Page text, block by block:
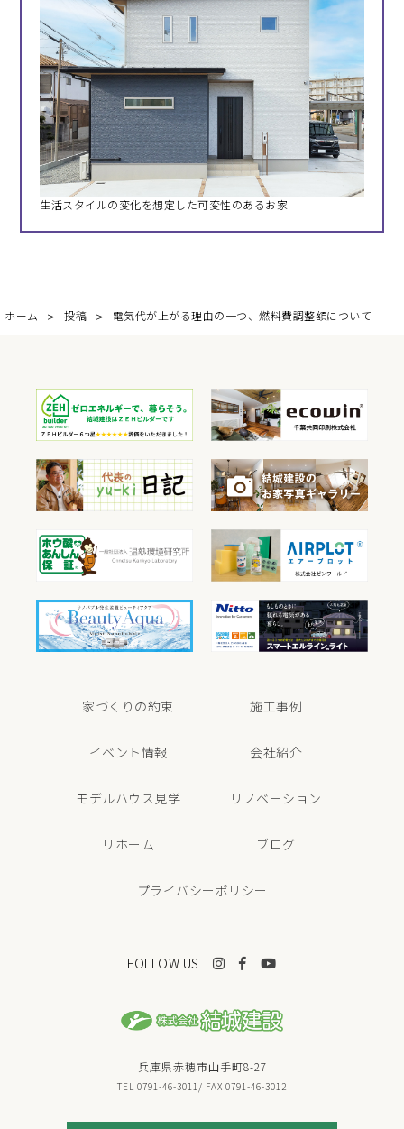
生活スタイルの変化を想定した可変性のあるお家
ホーム 投稿 電気代が上がる理由の一つ、燃料費調整額について
家づくりの約束 施工事例
イベント情報 会社紹介
モデルハウス見学 リノベーション
リホーム ブログ
プライバシーポリシー
FOLLOW US
兵庫県赤穂市山手町8-27
TEL 0791-46-3011/ FAX 0791-46-3012